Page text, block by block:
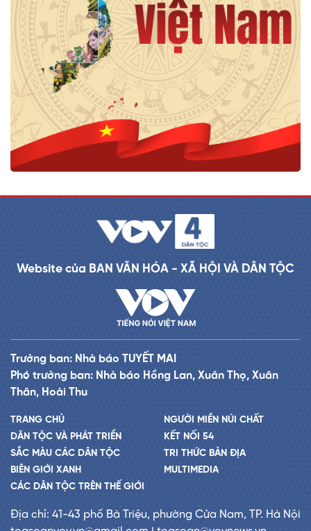
Website của BAN VĂN HÓA - XÃ HỘI VÀ DÂN TỘC
Trưởng ban: Nhà báo TUYẾT MAI
Phó trưởng ban: Nhà báo Hồng Lan, Xuân Thọ, Xuân
Thân, Hoài Thu
TRANG CHỦ
DÂN TỘC VÀ PHÁT TRIỂN
SẮC MÀU CÁC DÂN TỘC
BIÊN GIỚI XANH
CÁC DÂN TỘC TRÊN THẾ GIỚI
NGƯỜI MIỀN NÚI CHẤT
KẾT NỐI 54
TRI THỨC BẢN ĐỊA
MULTIMEDIA
Địa chỉ: 41-43 phố Bà Triệu, phường Cửa Nam, TP. Hà Nội